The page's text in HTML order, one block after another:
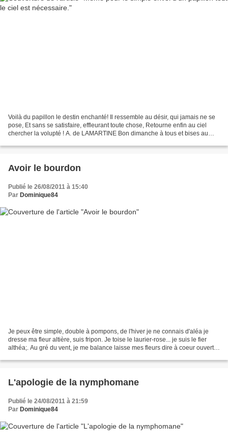
Voilà du papillon le destin enchanté! Il ressemble au désir, qui jamais ne se
pose, Et sans se satisfaire, effleurant toute chose, Retourne enfin au ciel
chercher la volupté ! A. de LAMARTINE Bon dimanche à tous et bises au
Avoir le bourdon
Publié le 26/08/2011 à 15:40
Par Dominique84
Je peux être simple, double à pompons, de l'hiver je ne connais d'aléa je
dresse ma fleur altière, suis fripon. Je toise le laurier-rose... je suis le fier
althéa;. Au gré du vent, je me balance laisse mes fleurs dire à coeur ouvert
L'apologie de la nymphomane
Publié le 24/08/2011 à 21:59
Par Dominique84